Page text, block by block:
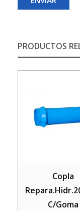
PRODUCTOS
Copla
C/Goma